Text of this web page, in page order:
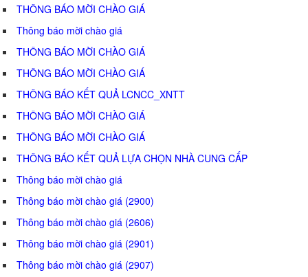
THÔNG BÁO MỜI CHÀO GIÁ
Thông báo mời chào giá
THÔNG BÁO MỜI CHÀO GIÁ
THÔNG BÁO MỜI CHÀO GIÁ
THÔNG BÁO KẾT QUẢ LCNCC_XNTT
THÔNG BÁO MỜI CHÀO GIÁ
THÔNG BÁO MỜI CHÀO GIÁ
THÔNG BÁO KẾT QUẢ LỰA CHỌN NHÀ CUNG CẤP
Thông báo mời chào giá
Thông báo mời chào giá (2900)
Thông báo mời chào giá (2606)
Thông báo mời chào giá (2901)
Thông báo mời chào giá (2907)